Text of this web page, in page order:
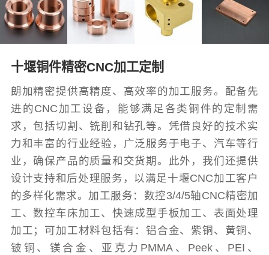
十堰铜件精密CNC加工定制
朗加精密提供高精度、高效率的加工服务。配备先
进的CNC加工设备，能够满足各类铜件的定制需
求，包括切割、铣削和钻孔等。凭借良好的技术实
力和丰富的行业经验，广泛服务于电子、汽车等行
业，确保产品的质量和交货期。此外，我们还提供
设计支持和后处理服务，以满足十堰CNC加工客户
的多样化需求。加工服务：数控3/4/5轴CNC精密加
工、数控车床加工、快速成型手板加工、表面处理
加工；可加工材料包括有：铝合金、紫铜、黄铜、
铍铜、镁合金、亚克力PMMA、Peek、PEI、